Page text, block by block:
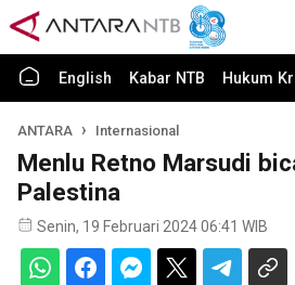
English Kabar NTB Hukum
ANTARA Internasional
Menlu Retno Marsudi
Palestina
Senin, 19 Februari 2024 06:41 WIB